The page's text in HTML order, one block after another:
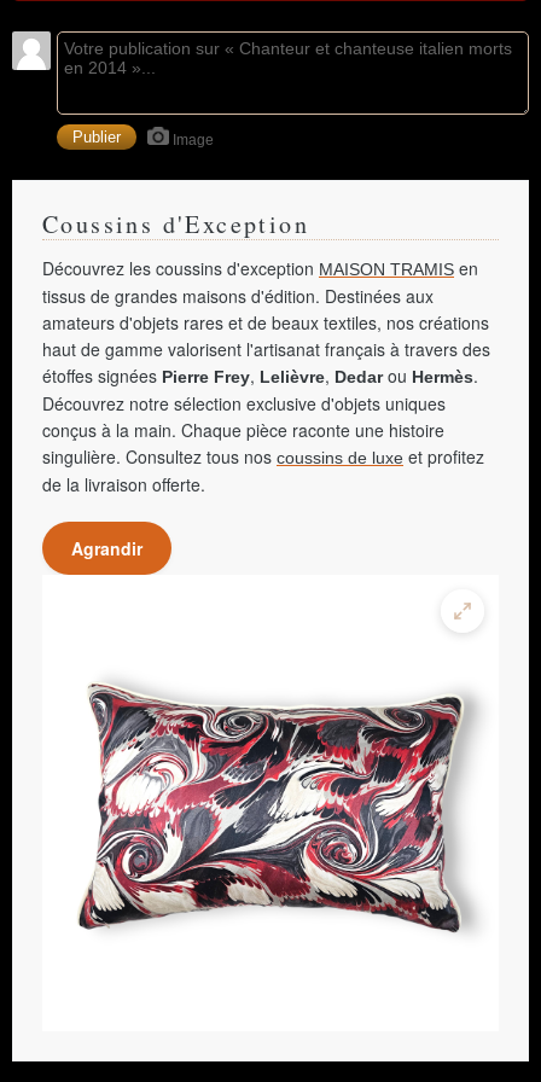
Image
Coussins d'Exception
Découvrez les coussins d'exception MAISON TRAMIS en
tissus de grandes maisons d'édition. Destinées aux
amateurs d'objets rares et de beaux textiles, nos créations
haut de gamme valorisent l'artisanat français à travers des
étoffes signées Pierre Frey, Lelièvre, Dedarou Hermès.
Découvrez notre sélection exclusive d'objets uniques
conçus à la main. Chaque pièce raconte une histoire
singulière. Consultez tous nos coussins de luxe et profitez
de la livraison offerte.
Agrandir